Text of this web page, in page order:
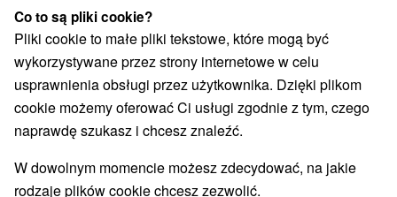
Wellness pobyty(4) Wyjazdy weekendowe
Romantyczne wypady(2) Pobyty dla seniorów(2)
Wakacje rodzinne(3)
Wybierz lokalizację lub datę
Najlepiej sprzedające
Co to są pliki cookie?
Pliki cookie to małe pliki tekstowe, które mogą być
wykorzystywane przez strony internetowe w celu
usprawnienia obsługi przez użytkownika. Dzięki plikom
cookie możemy oferować Ci usługi zgodnie z tym, czego
naprawdę szukasz i chcesz znaleźć.
W dowolnym momencie możesz zdecydować, na jakie
rodzaje plików cookie chcesz zezwolić.